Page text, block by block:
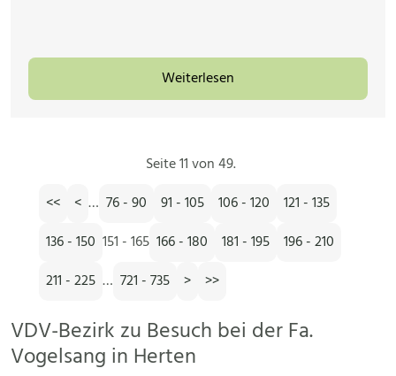
Weiterlesen
Seite 11 von 49.
<<
< … 76 - 90 91 - 105 106 - 120
121 - 135
136 - 150 151 - 165 166 - 180 181 - 195
196 - 210
211 - 225 … 721 - 735 > >>
VDV-Bezirk zu Besuch bei der Fa.
Vogelsang in Herten